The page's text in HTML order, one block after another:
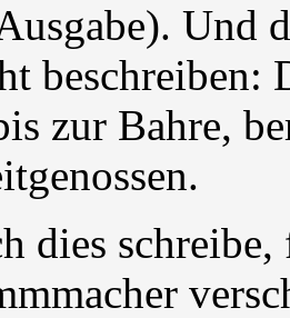
Und
beschreiben:
zur Bahre,
dies